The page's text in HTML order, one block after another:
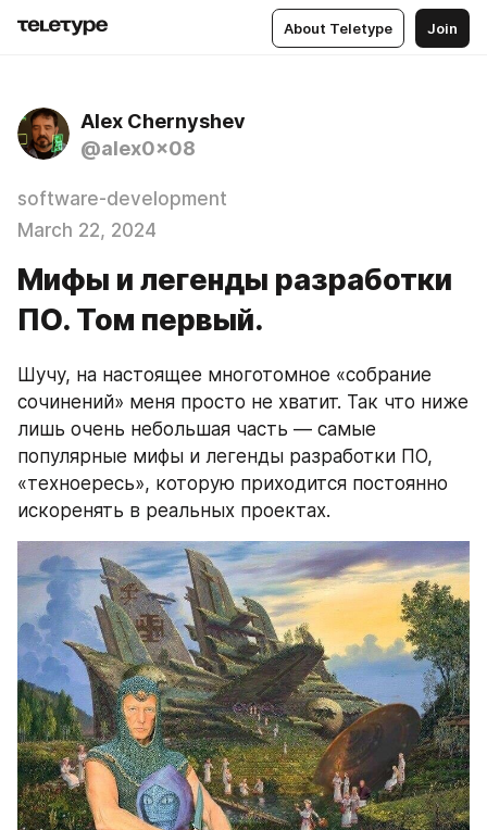
About Teletype Join
Alex Chernyshev
@alex0x08
software-development
March 22, 2024
Мифы и легенды разработки
ПО. Том первый.
Шучу, на настоящее многотомное «собрание
сочинений» меня просто не хватит. Так что ниже
лишь очень небольшая часть — самые
популярные мифы и легенды разработки ПО,
«техноересь», которую приходится постоянно
искоренять в реальных проектах.